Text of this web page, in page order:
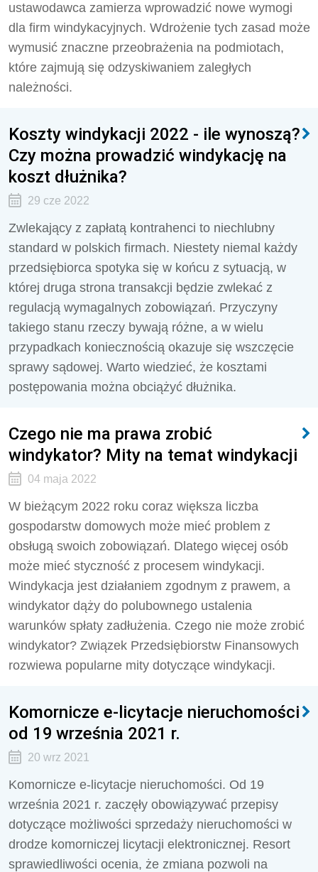
ustawodawca zamierza wprowadzić nowe wymogi
dla firm windykacyjnych. Wdrożenie tych zasad może
wymusić znaczne przeobrażenia na podmiotach,
które zajmują się odzyskiwaniem zaległych
należności.
Koszty windykacji 2022 - ile wynoszą?
Czy można prowadzić windykację na
koszt dłużnika?
29 cze 2022
Zwlekający z zapłatą kontrahenci to niechlubny
standard w polskich firmach. Niestety niemal każdy
przedsiębiorca spotyka się w końcu z sytuacją, w
której druga strona transakcji będzie zwlekać z
regulacją wymagalnych zobowiązań. Przyczyny
takiego stanu rzeczy bywają różne, a w wielu
przypadkach koniecznością okazuje się wszczęcie
sprawy sądowej. Warto wiedzieć, że kosztami
postępowania można obciążyć dłużnika.
Czego nie ma prawa zrobić
windykator? Mity na temat windykacji
04 maja 2022
W bieżącym 2022 roku coraz większa liczba
gospodarstw domowych może mieć problem z
obsługą swoich zobowiązań. Dlatego więcej osób
może mieć styczność z procesem windykacji.
Windykacja jest działaniem zgodnym z prawem, a
windykator dąży do polubownego ustalenia
warunków spłaty zadłużenia. Czego nie może zrobić
windykator? Związek Przedsiębiorstw Finansowych
rozwiewa popularne mity dotyczące windykacji.
Komornicze e-licytacje nieruchomości
od 19 września 2021 r.
20 wrz 2021
Komornicze e-licytacje nieruchomości. Od 19
września 2021 r. zaczęły obowiązywać przepisy
dotyczące możliwości sprzedaży nieruchomości w
drodze komorniczej licytacji elektronicznej. Resort
sprawiedliwości ocenia, że zmiana pozwoli na